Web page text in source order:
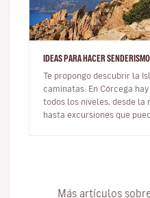
IDEAS PARA HACER
Te propongo descubrir la
caminatas. En Córcega
todos los niveles, desde la
hasta excursiones que
Más artículos